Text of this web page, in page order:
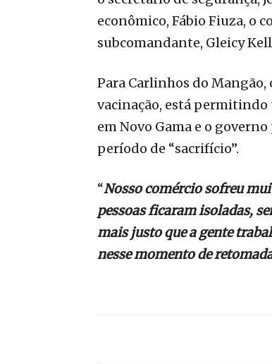
econômico, Fábio Fiuza, o
subcomandante, Gleicy
Para Carlinhos do
vacinação, está
em Novo Gama e o
período de “sacrifício”.
“Nosso comércio sofreu
pessoas ficaram isoladas,
mais justo que a gente
nesse momento de